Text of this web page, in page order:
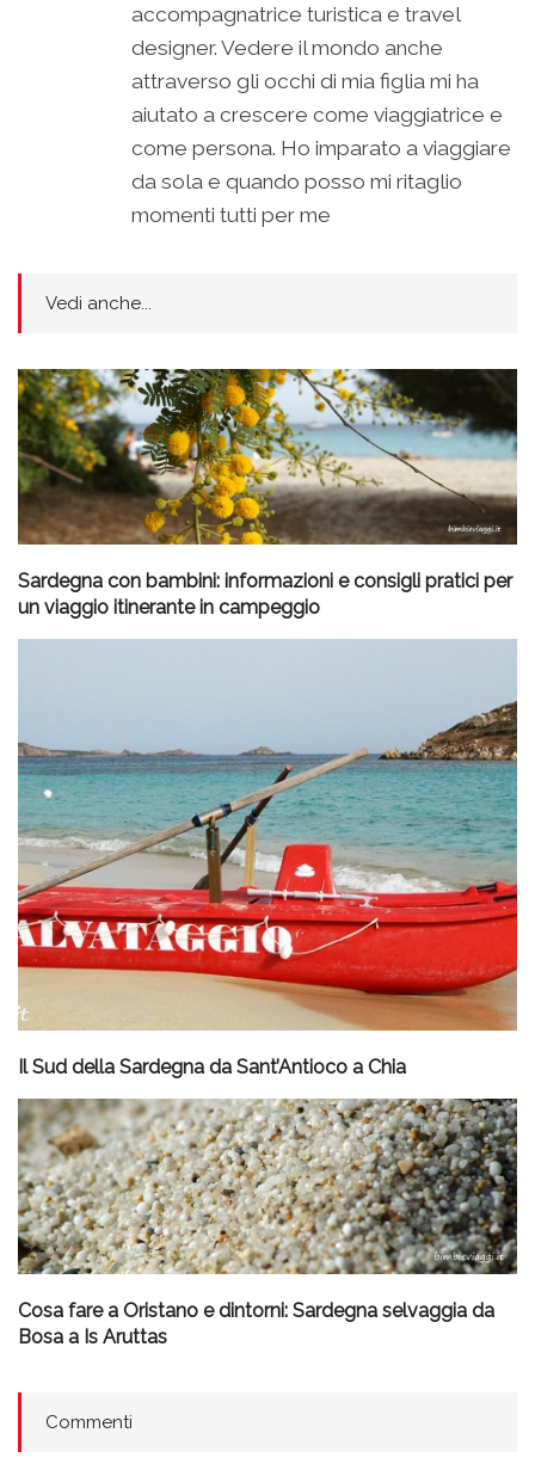
accompagnatrice turistica e travel
designer. Vedere il mondo anche
attraverso gli occhi di mia figlia mi ha
aiutato a crescere come viaggiatrice e
come persona. Ho imparato a viaggiare
da sola e quando posso mi ritaglio
momenti tutti per me
Vedi anche...
Sardegna con bambini: informazioni e consigli pratici per
un viaggio itinerante in campeggio
Il Sud della Sardegna da Sant’Antioco a Chia
Cosa fare a Oristano e dintorni: Sardegna selvaggia da
Bosa a Is Aruttas
Commenti